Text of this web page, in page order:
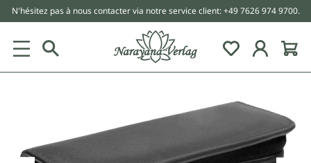
principal
N'hésitez pas à nous contacter via notre service client: +49 7626 974 9700.